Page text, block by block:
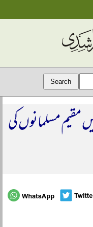
مقیم مسلمانوں کی